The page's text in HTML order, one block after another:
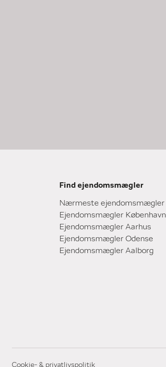
Find ejendomsmægler
Nærmeste ejendomsmægler
Ejendomsmægler København
Ejendomsmægler Aarhus
Ejendomsmægler Odense
Ejendomsmægler Aalborg
Cookie- & privatlivspolitik